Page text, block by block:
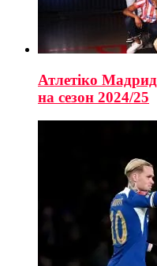
Атлетіко
на сезон 2024/25